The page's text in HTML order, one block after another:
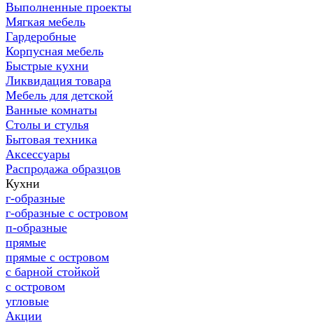
Выполненные проекты
Мягкая мебель
Гардеробные
Корпусная мебель
Быстрые кухни
Ликвидация товара
Мебель для детской
Ванные комнаты
Столы и стулья
Бытовая техника
Аксессуары
Распродажа образцов
Кухни
г-образные
г-образные с островом
п-образные
прямые
прямые с островом
с барной стойкой
с островом
угловые
Акции